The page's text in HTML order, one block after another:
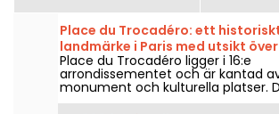
Place du Trocadéro: ett
landmärke i Paris med utsikt över
Eiffeltornet
Place du Trocadéro ligger i 16:e
arrondissementet och är kantad
monument och kulturella platser.
både turister och Parisbor som